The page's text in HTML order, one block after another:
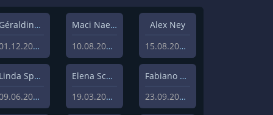
Géraldine Hohmann
01.12.2020
Maci Naeem Cheema
10.08.2020
Alex Ney
15.08.2019
Linda Sprenger
09.06.2019
Elena Schulz
19.03.2019
Fabiano Uslenghi
23.09.2019